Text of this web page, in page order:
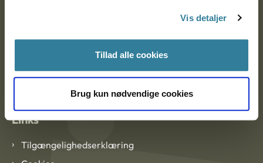
Vis detaljer
Tillad alle cookies
Brug kun nødvendige cookies
Om Ankestyrelsen
Links
Tilgængelighedserklæring